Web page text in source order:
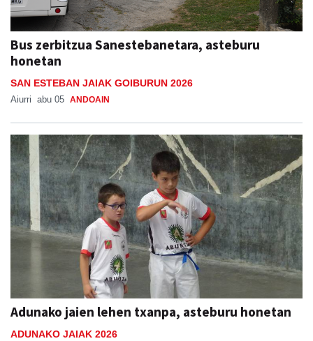
Bus zerbitzua Sanestebanetara, asteburu
honetan
SAN ESTEBAN JAIAK GOIBURUN 2026
Aiurri abu 05 ANDOAIN
Adunako jaien lehen txanpa, asteburu honetan
ADUNAKO JAIAK 2026